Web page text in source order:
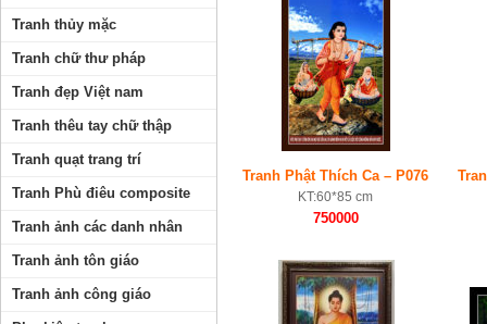
Tranh Phật Thích Ca – P076
KT:60*85 cm
750000
Tranh thủy mặc
Tranh chữ thư pháp
Tranh đẹp Việt nam
Tranh thêu tay chữ thập
Tranh quạt trang trí
Tranh Phù điêu composite
Tranh ảnh các danh nhân
Tranh ảnh tôn giáo
Tranh ảnh công giáo